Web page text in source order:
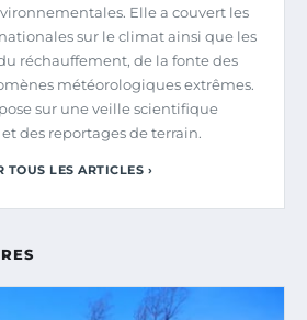
Elle a couvert les
sur le climat ainsi que les
réchauffement, de la fonte des
météorologiques extrêmes.
sur une veille scientifique
des reportages de terrain.
TOUS LES ARTICLES ›